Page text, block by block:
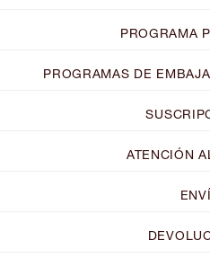
PROGRAMA
PROGRAMAS DE
ATENCIÓN